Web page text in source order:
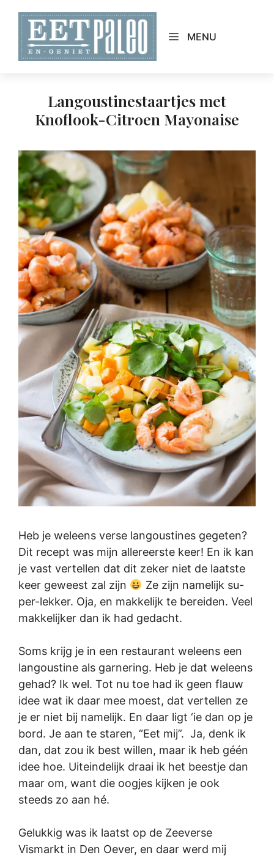
content
MENU
Langoustinestaartjes met
Knoflook-Citroen Mayonaise
Heb je weleens verse langoustines gegeten?
Dit recept was mijn allereerste keer! En ik kan
je vast vertellen dat dit zeker niet de laatste
keer geweest zal zijn
Ze zijn namelijk su-
per-lekker. Oja, en makkelijk te bereiden. Veel
makkelijker dan ik had gedacht.
Soms krijg je in een restaurant weleens een
langoustine als garnering. Heb je dat weleens
gehad? Ik wel. Tot nu toe had ik geen flauw
idee wat ik daar mee moest, dat vertellen ze
je er niet bij namelijk. En daar ligt ‘ie dan op je
bord. Je aan te staren, “Eet mij”. Ja, denk ik
dan, dat zou ik best willen, maar ik heb géén
idee hoe. Uiteindelijk draai ik het beestje dan
maar om, want die oogjes kijken je ook
steeds zo aan hé.
Gelukkig was ik laatst op de Zeeverse
Vismarkt in Den Oever, en daar werd mij